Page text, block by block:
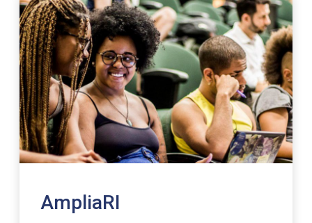
AmpliaRI